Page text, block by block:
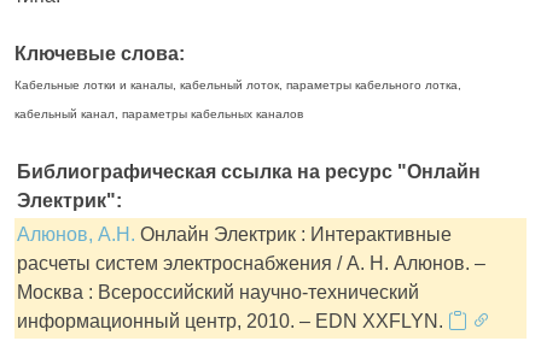
Ключевые слова:
Кабельные лотки и каналы, кабельный лоток, параметры кабельного лотка,
кабельный канал, параметры кабельных каналов
Библиографическая ссылка на ресурс "Онлайн
Электрик":
Алюнов, А.Н. Онлайн Электрик : Интерактивные
расчеты систем электроснабжения / А. Н. Алюнов. –
Москва : Всероссийский научно-технический
информационный центр, 2010. – EDN XXFLYN.